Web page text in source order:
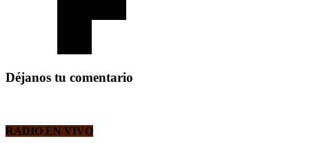
Déjanos tu comentario
RADIO EN VIVO